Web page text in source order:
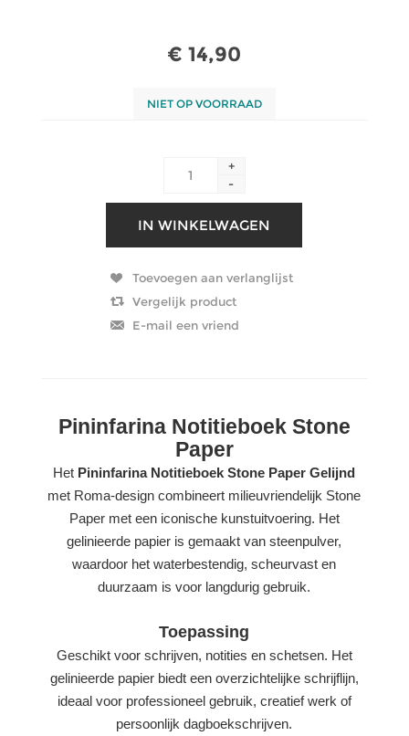
€ 14,90
NIET OP VOORRAAD
+
-
Pininfarina Notitieboek Stone
Paper
Het Pininfarina Notitieboek Stone Paper Gelijnd
met Roma-design combineert milieuvriendelijk Stone
Paper met een iconische kunstuitvoering. Het
gelinieerde papier is gemaakt van steenpulver,
waardoor het waterbestendig, scheurvast en
duurzaam is voor langdurig gebruik.
Toepassing
Geschikt voor schrijven, notities en schetsen. Het
gelinieerde papier biedt een overzichtelijke schrijflijn,
ideaal voor professioneel gebruik, creatief werk of
persoonlijk dagboekschrijven.